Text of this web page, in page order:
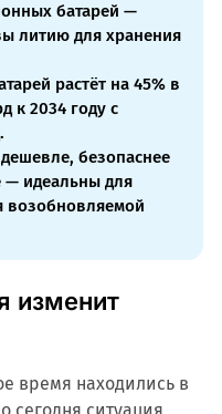
батарей —
литию для хранения
растёт на 45% в
к 2034 году с
безопаснее
— идеальны для
возобновляемой
изменит
время находились в